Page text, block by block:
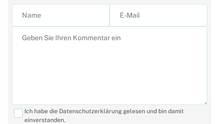
Ich habe die Datenschutzerklärung gelesen und bin damit
einverstanden.